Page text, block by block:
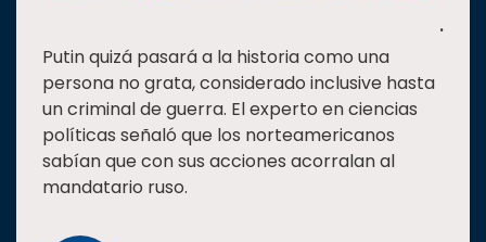
.
Putin quizá pasará a la historia como una
persona no grata, considerado inclusive hasta
un criminal de guerra. El experto en ciencias
políticas señaló que los norteamericanos
sabían que con sus acciones acorralan al
mandatario ruso.